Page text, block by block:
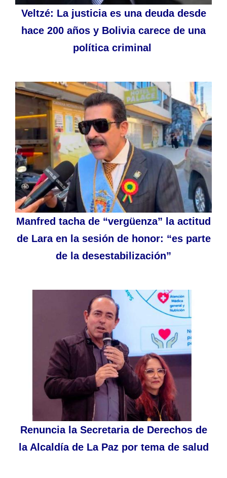
Veltzé: La justicia es una deuda desde
hace 200 años y Bolivia carece de una
política criminal
Manfred tacha de “vergüenza” la actitud
de Lara en la sesión de honor: “es parte
de la desestabilización”
Renuncia la Secretaria de Derechos de
la Alcaldía de La Paz por tema de salud